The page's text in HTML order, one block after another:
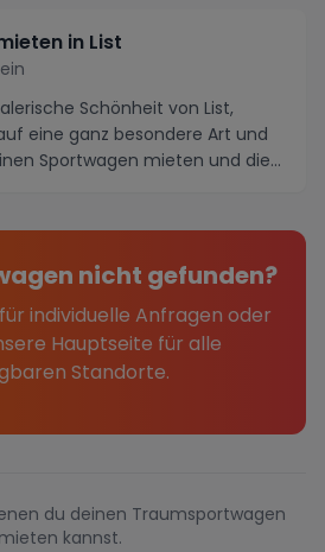
in List
Schönheit von List,
eine ganz besondere Art und
Sportwagen mieten und die...
nicht gefunden?
individuelle Anfragen oder
Hauptseite für alle
Standorte.
du deinen Traumsportwagen
mieten kannst.